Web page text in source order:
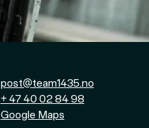
post@team1435.no
+ 47 40 02 84 98
Google Maps